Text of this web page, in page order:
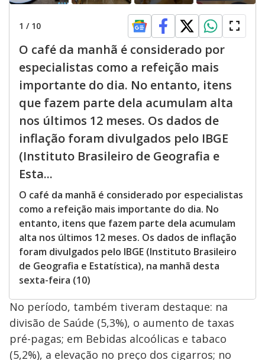
1 / 10
O café da manhã é considerado por
especialistas como a refeição mais
importante do dia. No entanto, itens
que fazem parte dela acumulam alta
nos últimos 12 meses. Os dados de
inflação foram divulgados pelo IBGE
(Instituto Brasileiro de Geografia e
Esta...
O café da manhã é considerado por especialistas
como a refeição mais importante do dia. No
entanto, itens que fazem parte dela acumulam
alta nos últimos 12 meses. Os dados de inflação
foram divulgados pelo IBGE (Instituto Brasileiro
de Geografia e Estatística), na manhã desta
sexta-feira (10)
No período, também tiveram destaque: na
divisão de Saúde (5,3%), o aumento de taxas
pré-pagas; em Bebidas alcoólicas e tabaco
(5,2%), a elevação no preço dos cigarros; no